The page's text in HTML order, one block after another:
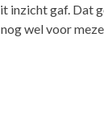
inzicht gaf.
wel voor